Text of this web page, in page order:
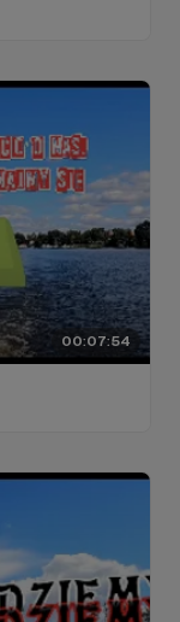
00:07:54